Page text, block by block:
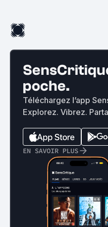
poche.
Téléchargez l’app
Explorez. Vibrez.
EN SAVOIR PLUS